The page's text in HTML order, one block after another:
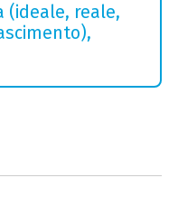
(ideale, reale,